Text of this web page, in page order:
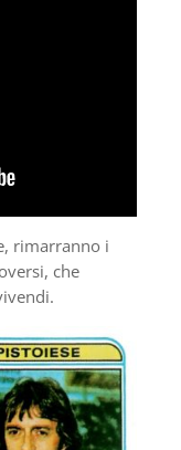
rimarranno i
che